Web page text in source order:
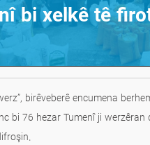
bi xelkê tê
birêveberê encumena
bi 76 hezar Tumenî ji